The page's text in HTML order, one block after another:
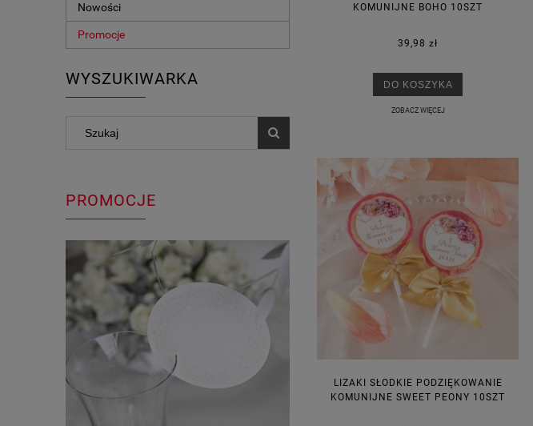
Nowości
Promocje
WYSZUKIWARKA
PROMOCJE
KOMUNIJNE BOHO 10SZT
39,98 zł
DO KOSZYKA
ZOBACZ WIĘCEJ
LIZAKI SŁODKIE PODZIĘKOWANIE
KOMUNIJNE SWEET PEONY 10SZT